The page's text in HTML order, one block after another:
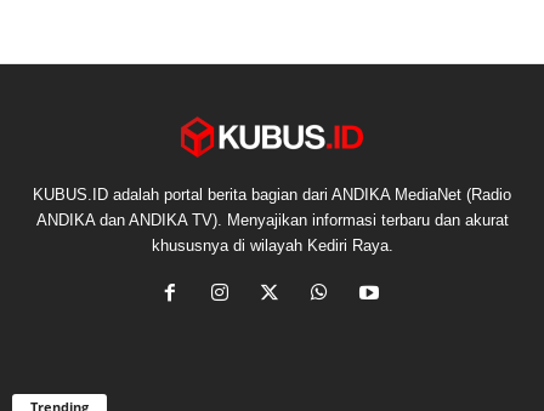
KUBUS.ID adalah portal berita bagian dari ANDIKA MediaNet (Radio
ANDIKA dan ANDIKA TV). Menyajikan informasi terbaru dan akurat
khususnya di wilayah Kediri Raya.
Trending